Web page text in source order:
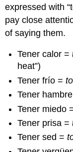
expressed with
pay close
of saying them.
Tener calor =
heat”)
Tener frío =
Tener
Tener miedo
Tener prisa =
Tener sed =